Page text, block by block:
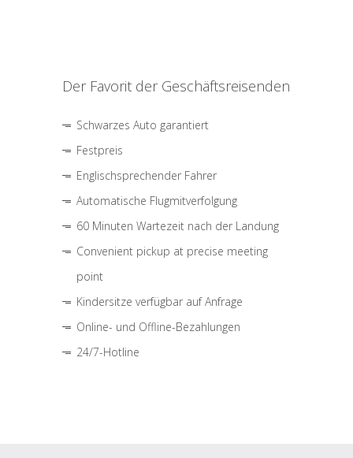
Der Favorit der Geschäftsreisenden
Schwarzes Auto garantiert
Festpreis
Englischsprechender Fahrer
Automatische Flugmitverfolgung
60 Minuten Wartezeit nach der Landung
Convenient pickup at precise meeting
point
Kindersitze verfügbar auf Anfrage
Online- und Offline-Bezahlungen
24/7-Hotline